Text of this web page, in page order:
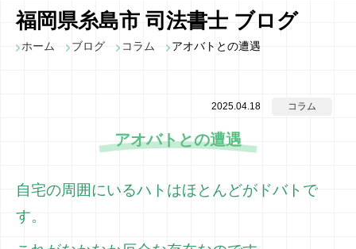
福岡県糸島市 司法書士 ブログ
ホーム ブログ コラム アオバトとの遭遇
2025.04.18 コラム
アオバトとの遭遇
自宅の周囲にいるハトはほとんどがドバトで
す。